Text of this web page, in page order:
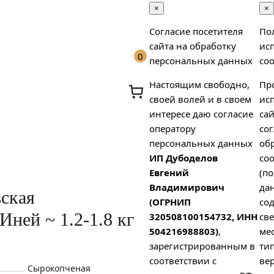
0
~ 1.2-1.8 кг
Сырокопченая
×
Согласие посетителя
сайта на обработку
персональных данных
Настоящим свободно,
своей волей и в своем
интересе даю согласие
оператору
персональных данных
ИП Дубоделов
Евгений
Владимирович
(ОГРНИП
320508100154732, ИНН
504216988803),
зарегистрированным в
соответствии с
×